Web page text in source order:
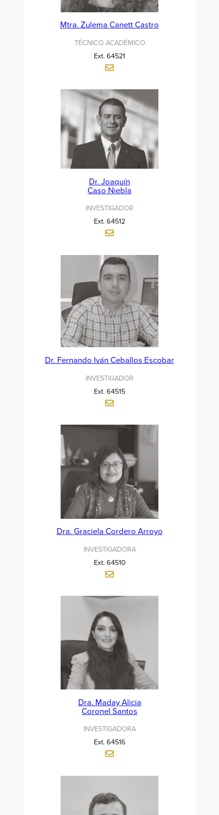
Mtra. Zulema Canett Castro
TÉCNICO ACADÉMICO
Ext. 64521
Dr. Joaquín
Caso Niebla
INVESTIGADOR
Ext. 64512
Dr. Fernando Iván Ceballos Escobar
INVESTIGADOR
Ext. 64515
Dra. Graciela Cordero Arroyo
INVESTIGADORA
Ext. 64510
Dra. Maday Alicia
Coronel Santos
INVESTIGADORA
Ext. 64516